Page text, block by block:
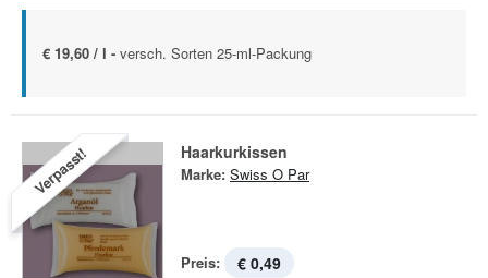
€ 19,60 / l - versch. Sorten 25-ml-Packung
Verpasst! Haarkurkissen
Marke: Swiss O Par
Preis: € 0,49